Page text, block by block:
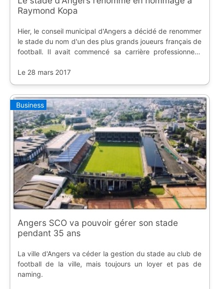
Raymond Kopa
Hier, le conseil municipal d'Angers a décidé de renommer
le stade du nom d'un des plus grands joueurs français de
football. Il avait commencé sa carrière professionnelle
Le 28 mars 2017
Business
Angers SCO va pouvoir gérer son stade
pendant 35 ans
La ville d'Angers va céder la gestion du stade au club de
football de la ville, mais toujours un loyer et pas de
naming.